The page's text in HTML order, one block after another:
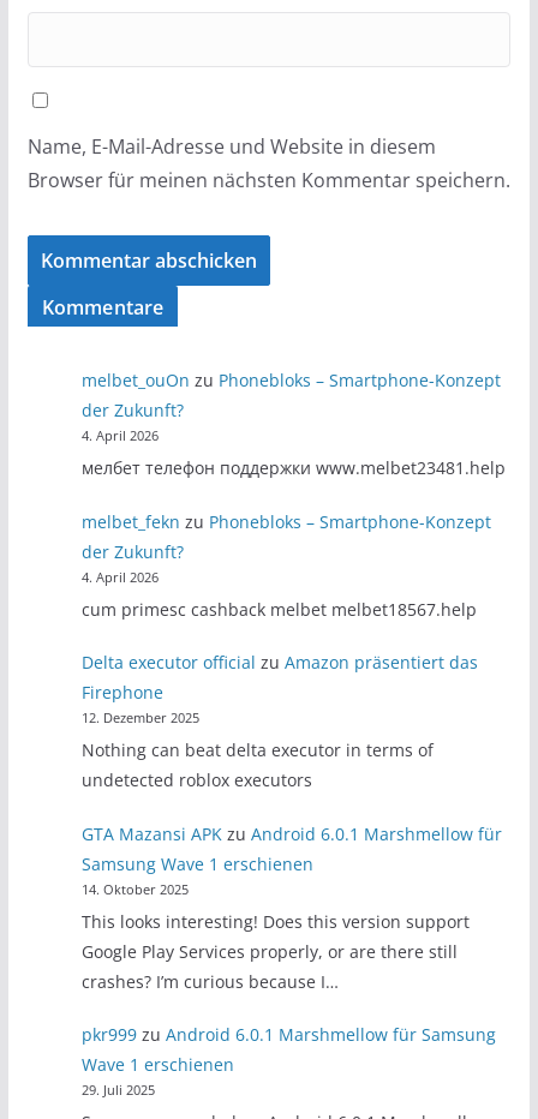
Name, E-Mail-Adresse und Website in diesem
Browser für meinen nächsten Kommentar speichern.
Kommentare
melbet_ouOn zu Phonebloks – Smartphone-Konzept
der Zukunft?
4. April 2026
мелбет телефон поддержки www.melbet23481.help
melbet_fekn zu Phonebloks – Smartphone-Konzept
der Zukunft?
4. April 2026
cum primesc cashback melbet melbet18567.help
Delta executor official zuAmazon präsentiert das
Firephone
12. Dezember 2025
Nothing can beat delta executor in terms of
undetected roblox executors
GTA Mazansi APK zuAndroid 6.0.1 Marshmellow für
Samsung Wave 1 erschienen
14. Oktober 2025
This looks interesting! Does this version support
Google Play Services properly, or are there still
crashes? I’m curious because I…
pkr999 zuAndroid 6.0.1 Marshmellow für Samsung
Wave 1 erschienen
29. Juli 2025